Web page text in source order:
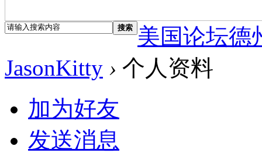
搜索
美国论坛德
JasonKitty › 个人资料
加为好友
发送消息